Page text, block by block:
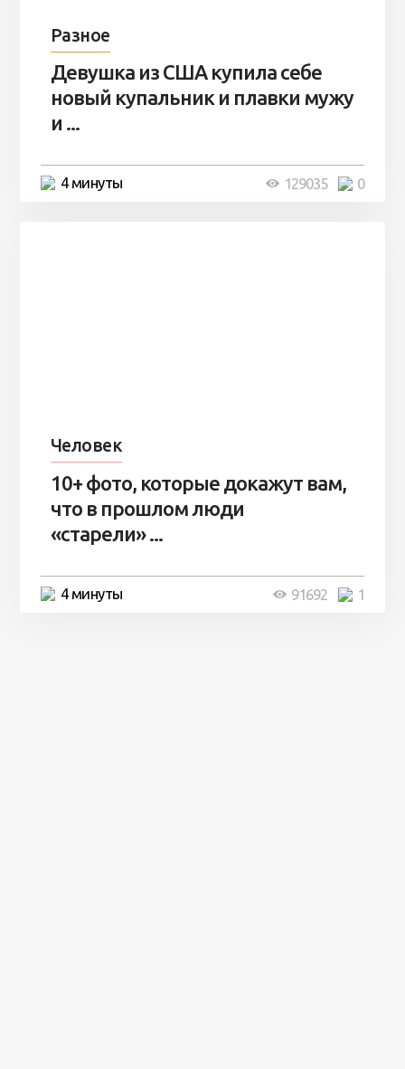
Разное
Девушка из США купила себе
новый купальник и плавки мужу
и ...
4 минуты 0
129035
Человек
10+ фото, которые докажут вам,
что в прошлом люди
«старели» ...
4 минуты 1
91692